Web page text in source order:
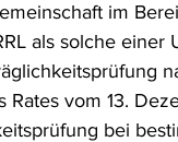
im
als solche
Rates vom 13.
bei